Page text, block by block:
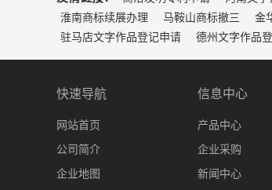
淮南商标续展办理
马鞍山商标撤三 金
驻马店文字作品登记申请
德州文字作品
快速导航
网站首页
公司简介
企业地图
信息中心
产品中心
企业采购
新闻中心